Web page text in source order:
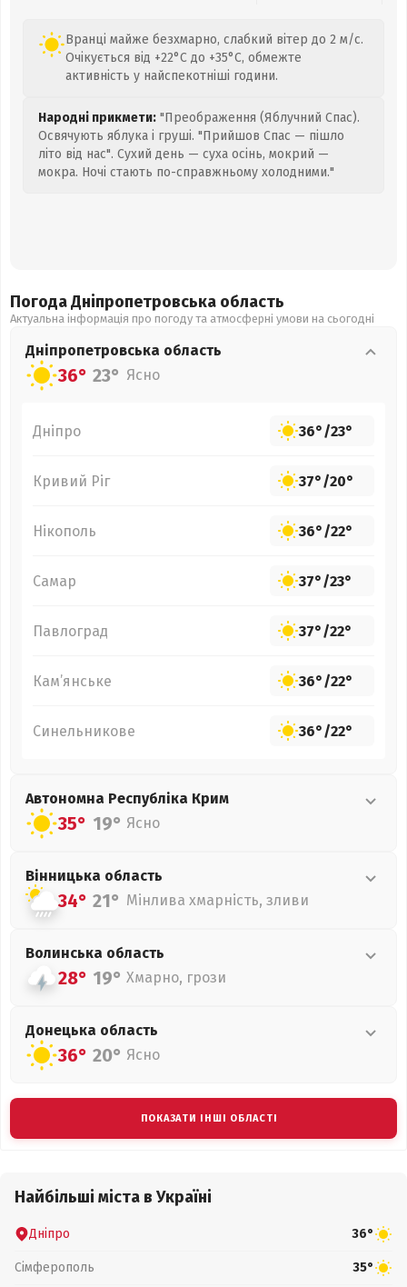
Вранці майже безхмарно, слабкий вітер до 2 м/с.
Очікується від +22°C до +35°C, обмежте
активність у найспекотніші години.
Народні прикмети: "Преображення (Яблучний Спас).
Освячують яблука і груші. "Прийшов Спас — пішло
літо від нас". Сухий день — суха осінь, мокрий —
мокра. Ночі стають по-справжньому холодними."
Погода Дніпропетровська область
Актуальна інформація про погоду та атмосферні умови на сьогодні
Дніпропетровська область
36° 23° Ясно
Дніпро 36°/23°
Кривий Ріг 37°/20°
Нікополь 36°/22°
Самар 37°/23°
Павлоград 37°/22°
Кам’янське 36°/22°
Синельникове 36°/22°
Автономна Республіка Крим
35° 19° Ясно
Вінницька область
34° 21° Мінлива хмарність, зливи
Волинська область
28° 19° Хмарно, грози
Донецька область
36° 20° Ясно
ПОКАЗАТИ ІНШІ ОБЛАСТІ
Найбільші міста в Україні
Дніпро 36°
Сімферополь 35°